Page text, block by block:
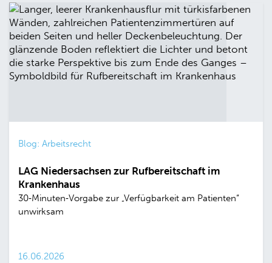
Blog: Arbeitsrecht
LAG Niedersachsen zur Rufbereitschaft im
Krankenhaus
30‑Minuten‑Vorgabe zur „Verfügbarkeit am Patienten“
unwirksam
16.06.2026